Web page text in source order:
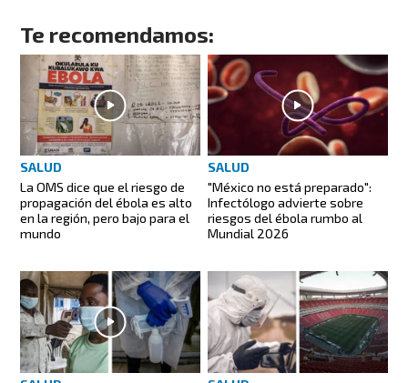
Te recomendamos:
SALUD
La OMS dice que el riesgo de
propagación del ébola es alto
en la región, pero bajo para el
mundo
SALUD
"México no está preparado":
Infectólogo advierte sobre
riesgos del ébola rumbo al
Mundial 2026